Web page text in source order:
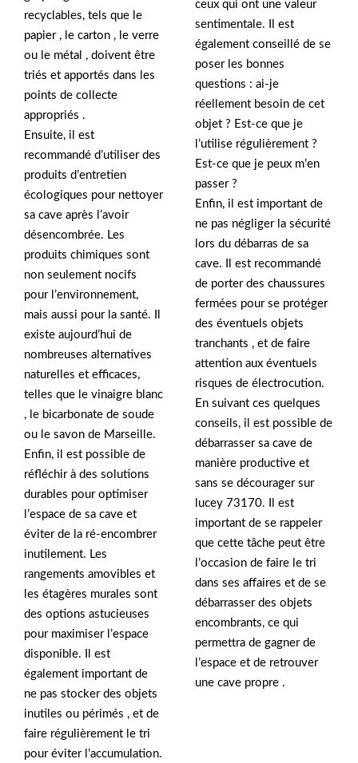
recyclables, tels que le
papier , le carton , le verre
ou le métal , doivent être
triés et apportés dans les
points de collecte
appropriés .
Ensuite, il est
recommandé d’utiliser des
produits d’entretien
écologiques pour nettoyer
sa cave après l’avoir
désencombrée. Les
produits chimiques sont
non seulement nocifs
pour l’environnement,
mais aussi pour la santé. Il
existe aujourd’hui de
nombreuses alternatives
naturelles et efficaces,
telles que le vinaigre blanc
, le bicarbonate de soude
ou le savon de Marseille.
Enfin, il est possible de
réfléchir à des solutions
durables pour optimiser
l’espace de sa cave et
éviter de la ré-encombrer
inutilement. Les
rangements amovibles et
les étagères murales sont
des options astucieuses
pour maximiser l’espace
disponible. Il est
également important de
ne pas stocker des objets
inutiles ou périmés , et de
faire régulièrement le tri
pour éviter l’accumulation.
ceux qui ont une valeur
sentimentale. Il est
également conseillé de se
poser les bonnes
questions : ai-je
réellement besoin de cet
objet ? Est-ce que je
l’utilise régulièrement ?
Est-ce que je peux m’en
passer ?
Enfin, il est important de
ne pas négliger la sécurité
lors du débarras de sa
cave. Il est recommandé
de porter des chaussures
fermées pour se protéger
des éventuels objets
tranchants , et de faire
attention aux éventuels
risques de électrocution.
En suivant ces quelques
conseils, il est possible de
débarrasser sa cave de
manière productive et
sans se décourager sur
lucey 73170. Il est
important de se rappeler
que cette tâche peut être
l’occasion de faire le tri
dans ses affaires et de se
débarrasser des objets
encombrants, ce qui
permettra de gagner de
l’espace et de retrouver
une cave propre .